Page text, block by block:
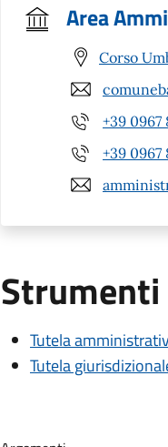
Area
Corso
+39 0967
+39 0967
Tutela
Tutela